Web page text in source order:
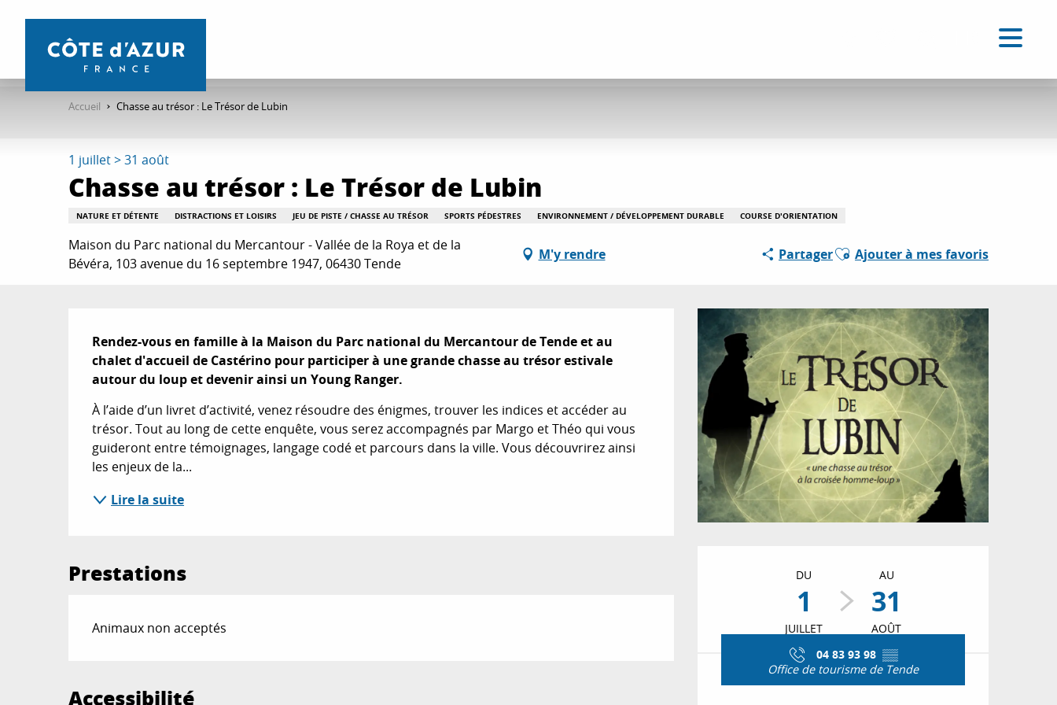
contenu
Accueil Chasse au trésor : Le Trésor de Lubin
1 juillet > 31 août
Chasse au trésor : Le Trésor de Lubin
NATURE ET DÉTENTE DISTRACTIONS ET LOISIRS JEU DE PISTE / CHASSE AU TRÉSOR SPORTS PÉDESTRES ENVIRONNEMENT / DÉVELOPPEMENT DURABLE COURSE D'ORIENTATION
Maison du Parc national du Mercantour - Vallée de la Roya et de la
Bévéra, 103 avenue du 16 septembre 1947, 06430 Tende
M'y rendre PartagerAjouter aux favoris
Ajouter à mes favoris
Ouverture et
DU
1
JUILLET
AU
31
AOÛT
04 83 93 98 ▒▒
Office de tourisme de Tende
Description
Rendez-vous en famille à la Maison du Parc national du Mercantour de Tende et au
chalet d'accueil de Castérino pour participer à une grande chasse au trésor estivale
autour du loup et devenir ainsi un Young Ranger.
À l’aide d’un livret d’activité, venez résoudre des énigmes, trouver les indices et accéder au
trésor. Tout au long de cette enquête, vous serez accompagnés par Margo et Théo qui vous
guideront entre témoignages, langage codé et parcours dans la ville. Vous découvrirez ainsi
les enjeux de la...
Lire la suite
Prestations
Animaux non acceptés
Accessibilité